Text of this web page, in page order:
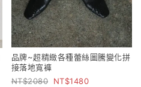
品牌~超精緻各種蕾絲圖騰變化拼
接落地寬褲
2080
1480